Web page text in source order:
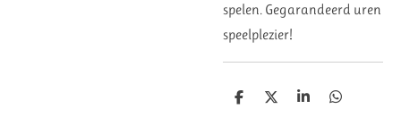
spelen. Gegarandeerd uren
speelplezier!
D
D
S
D